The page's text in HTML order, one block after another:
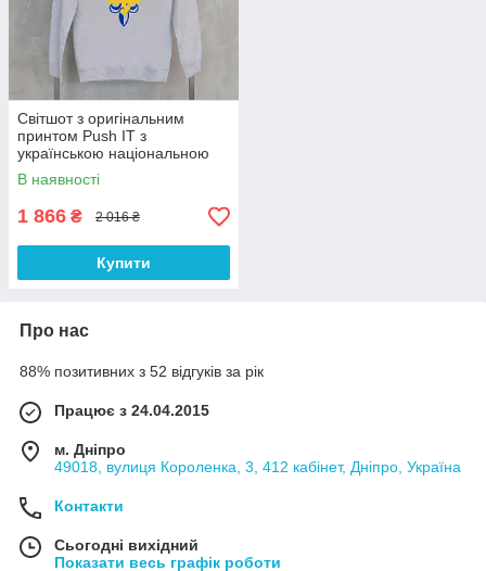
Світшот з оригінальним
принтом Push IT з
українською національною
символікою "Ukraine emblem"
S, Сірий
В наявності
1 866 ₴ 2 016 ₴
Купити
Про нас
88% позитивних з 52 відгуків за рік
Працює з 24.04.2015
м. Дніпро
49018, вулиця Короленка, 3, 412 кабінет, Дніпро, Україна
Контакти
Сьогодні вихідний
Показати весь графік роботи